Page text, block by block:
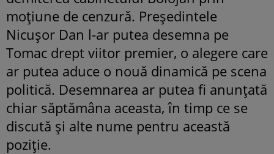
moțiune de cenzură. Președintele
Nicușor Dan l-ar putea desemna pe
Tomac drept viitor premier, o alegere care
ar putea aduce o nouă dinamică pe scena
politică. Desemnarea ar putea fi anunțată
chiar săptămâna aceasta, în timp ce se
discută și alte nume pentru această
poziție.